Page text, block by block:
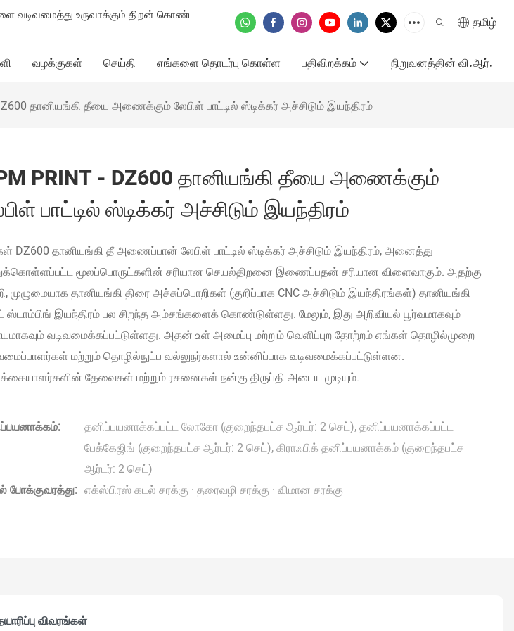
வடிவமைத்து உருவாக்கும் திறன் கொண்ட
தமிழ்
வழக்குகள் செய்தி எங்களை தொடர்பு கொள்ள பதிவிறக்கம் நிறுவனத்தின் வி.ஆர்.
தானியங்கி தீயை அணைக்கும் லேபிள் பாட்டில் ஸ்டிக்கர் அச்சிடும் இயந்திரம்
PRINT - DZ600 தானியங்கி தீயை அணைக்கும்
பாட்டில் ஸ்டிக்கர் அச்சிடும் இயந்திரம்
DZ600 தானியங்கி தீ அணைப்பான் லேபிள் பாட்டில் ஸ்டிக்கர் அச்சிடும் இயந்திரம், அனைத்து
மூலப்பொருட்களின் சரியான செயல்திறனை இணைப்பதன் சரியான விளைவாகும். அதற்கு
முழுமையாக தானியங்கி திரை அச்சுப்பொறிகள் (குறிப்பாக CNC அச்சிடும் இயந்திரங்கள்) தானியங்கி
ஸ்டாம்பிங் இயந்திரம் பல சிறந்த அம்சங்களைக் கொண்டுள்ளது. மேலும், இது அறிவியல் பூர்வமாகவும்
வடிவமைக்கப்பட்டுள்ளது. அதன் உள் அமைப்பு மற்றும் வெளிப்புற தோற்றம் எங்கள் தொழில்முறை
மற்றும் தொழில்நுட்ப வல்லுநர்களால் உன்னிப்பாக வடிவமைக்கப்பட்டுள்ளன.
தேவைகள் மற்றும் ரசனைகள் நன்கு திருப்தி அடைய முடியும்.
தனிப்பயனாக்கப்பட்ட லோகோ (குறைந்தபட்ச ஆர்டர்: 2 செட்), தனிப்பயனாக்கப்பட்ட
பேக்கேஜிங் (குறைந்தபட்ச ஆர்டர்: 2 செட்), கிராஃபிக் தனிப்பயனாக்கம் (குறைந்தபட்ச
ஆர்டர்: 2 செட்)
போக்குவரத்து: எக்ஸ்பிரஸ் கடல் சரக்கு · தரைவழி சரக்கு · விமான சரக்கு
விவரங்கள்